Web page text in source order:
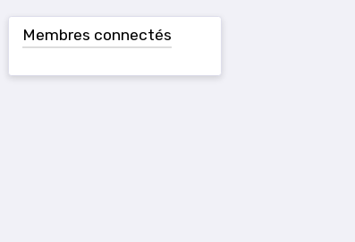
Membres connectés